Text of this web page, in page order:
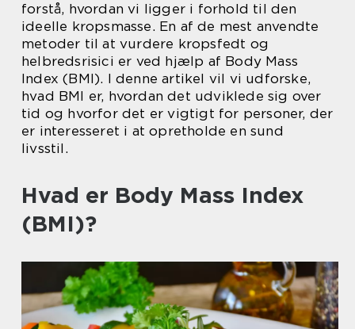
forstå, hvordan vi ligger i forhold til den
ideelle kropsmasse. En af de mest anvendte
metoder til at vurdere kropsfedt og
helbredsrisici er ved hjælp af Body Mass
Index (BMI). I denne artikel vil vi udforske,
hvad BMI er, hvordan det udviklede sig over
tid og hvorfor det er vigtigt for personer, der
er interesseret i at opretholde en sund
livsstil.
Hvad er Body Mass Index
(BMI)?